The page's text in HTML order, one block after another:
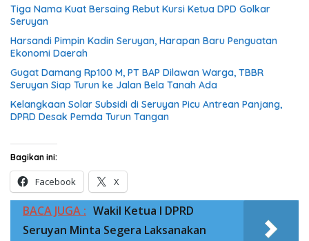
Tiga Nama Kuat Bersaing Rebut Kursi Ketua DPD Golkar
Seruyan
Harsandi Pimpin Kadin Seruyan, Harapan Baru Penguatan
Ekonomi Daerah
Gugat Damang Rp100 M, PT BAP Dilawan Warga, TBBR
Seruyan Siap Turun ke Jalan Bela Tanah Ada
Kelangkaan Solar Subsidi di Seruyan Picu Antrean Panjang,
DPRD Desak Pemda Turun Tangan
Bagikan ini:
Facebook X
BACA JUGA : Wakil Ketua I DPRD
Seruyan Minta Segera Laksanakan